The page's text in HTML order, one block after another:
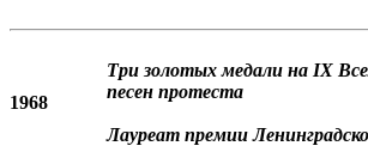
1968
Три золотых медали на IX
песен протеста
Лауреат премии